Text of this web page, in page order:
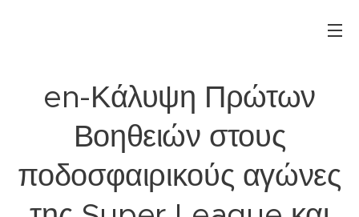
en-Κάλυψη Πρώτων
Βοηθειών στους
ποδοσφαιρικούς αγώνες